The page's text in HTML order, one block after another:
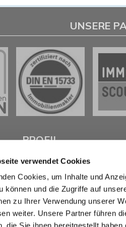
verwendet Cookies
Cookies, um Inhalte und
können und die Zugriffe auf
zu Ihrer Verwendung unserer
weiter. Unsere Partner führen
UNSERE
PROFIL
Braunschweigstehen wir
Verkauf und bei der Vermietung
Immobilie zur Seite.